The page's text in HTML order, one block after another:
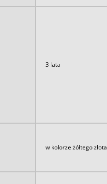
3 lata
w kolorze żółtego złota